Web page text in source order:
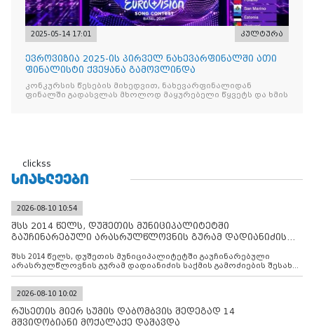
2025-05-14 17:01 კულტურა
ევროვიზია 2025-ის პირველ ნახევარფინალში ათი
ფინალისტი ქვეყანა გამოვლინდა
კონკურსის წესების მიხედვით, ნახევარფინალიდან
ფინალში გადასვლას მხოლოდ მაყურებელი წყვეტს და ხმის
clickss
ᲡᲘᲐᲮᲚᲔᲔᲑᲘ
2026-08-10 10:54
შსს 2014 წელს, დუშეთის მუნიციპალიტეტში
გაუჩინარებული არასრულწლოვნის გურამ დადიანიძის
შსს 2014 წელს, დუშეთის მუნიციპალიტეტში გაუჩინარებული
არასრულწლოვნის გურამ დადიანიძის საქმის გამოძიების შესახებ
ინფორმაციას ავრცელებს
2026-08-10 10:02
რუსეთის მიერ სუმის დაბომბვის შედეგად 14
მშვიდობიანი მოქალაქე დაშავდა